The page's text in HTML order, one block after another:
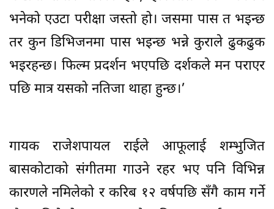
मौका मिलेको बताए। ‘कुनै पनि काम गर्न भाग्यमा
लेखेकै हुनुपर्छ जस्तो लाग्छ। मैले शम्भुजित दाइसँग
गरिब, साथी, करोडपतिजस्ता फिल्ममा सँगै काम
गरेको थिएँ। फेरि पनि दाल भात तरकारीमा काम गर्ने
मौका मिलेको छ’, राजेशपायलले भने– ‘मैले गायका
पनि मन पराउनुहुन्छ भन्ने आशा छ।’ गायिका स्मिता
दाहालले आफूलाई विश्वास गरेर फिल्ममा गीत गाउने
मौका दिएकामा फिल्म युनिटलाई धन्यवाद दिँदै